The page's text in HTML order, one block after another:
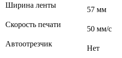
Ширина ленты
57 мм
Скорость печати
50 мм/с
Автоотрезчик
Нет